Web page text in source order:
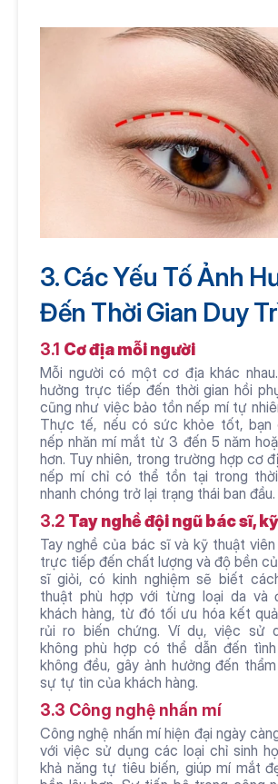
3. Các Yếu Tố Ảnh
Đến Thời Gian Duy
3.1 Cơ địa mỗi người
Mỗi người có một cơ địa khác
hưởng trực tiếp đến thời gian hồi
cũng như việc bảo tồn nếp mí tự
Thực tế, nếu có sức khỏe tốt, bạn
nếp nhăn mí mắt từ 3 đến 5 năm
hơn. Tuy nhiên, trong trường hợp cơ
nếp mí chỉ có thể tồn tại trong thời
nhanh chóng trở lại trạng thái ban đầu.
3.2 Tay nghề đội ngũ bác sĩ,
Tay nghề của bác sĩ và kỹ thuật
trực tiếp đến chất lượng và độ bền
sĩ giỏi, có kinh nghiệm sẽ biết
thuật phù hợp với từng loại da và
khách hàng, từ đó tối ưu hóa kết
rủi ro biến chứng. Ví dụ, việc sử
không phù hợp có thể dẫn đến
không đều, gây ảnh hưởng đến
sự tự tin của khách hàng.
3.3 Công nghệ nhấn mí
Công nghệ nhấn mí hiện đại ngày
với việc sử dụng các loại chỉ sinh
khả năng tự tiêu biến, giúp mí mắt